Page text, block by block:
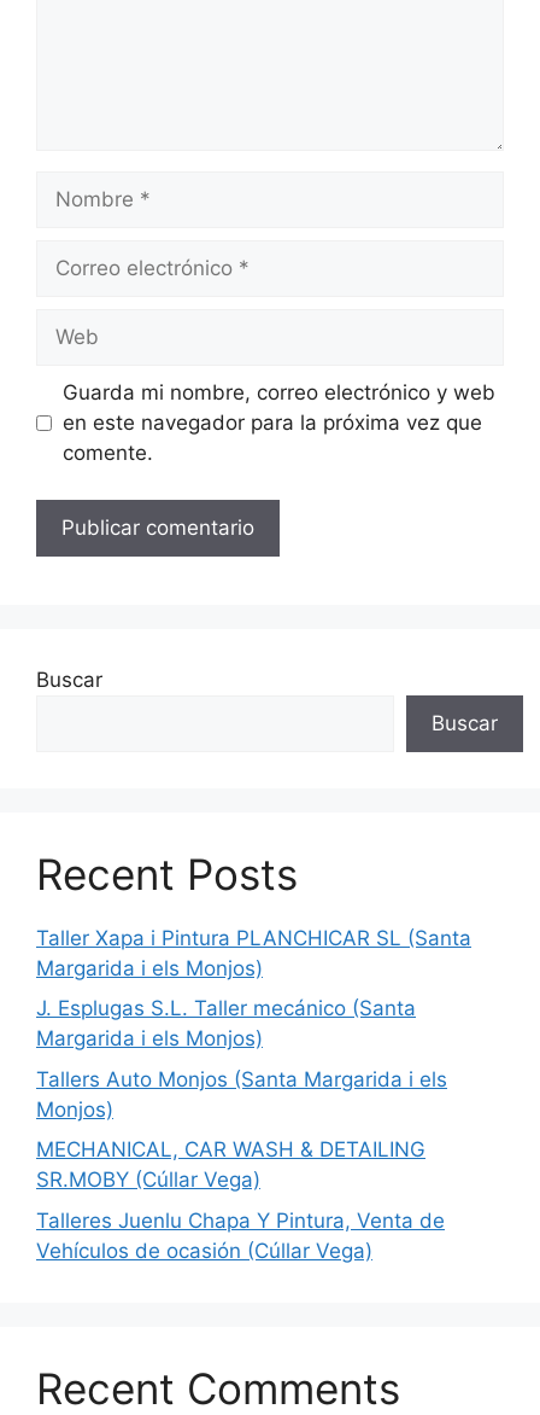
Nombre
Correo
Web
Guarda mi nombre, correo electrónico y web
en este navegador para la próxima vez que
comente.
Buscar
Buscar
Recent Posts
Taller Xapa i Pintura PLANCHICAR SL (Santa
Margarida i els Monjos)
J. Esplugas S.L. Taller mecánico (Santa
Margarida i els Monjos)
Tallers Auto Monjos (Santa Margarida i els
Monjos)
MECHANICAL, CAR WASH & DETAILING
SR.MOBY (Cúllar Vega)
Talleres Juenlu Chapa Y Pintura, Venta de
Vehículos de ocasión (Cúllar Vega)
Recent Comments